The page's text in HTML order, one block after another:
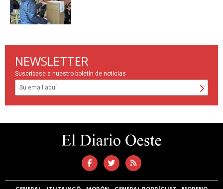
NEWSLETTER
Suscríbase a nuestro boletín de noticias